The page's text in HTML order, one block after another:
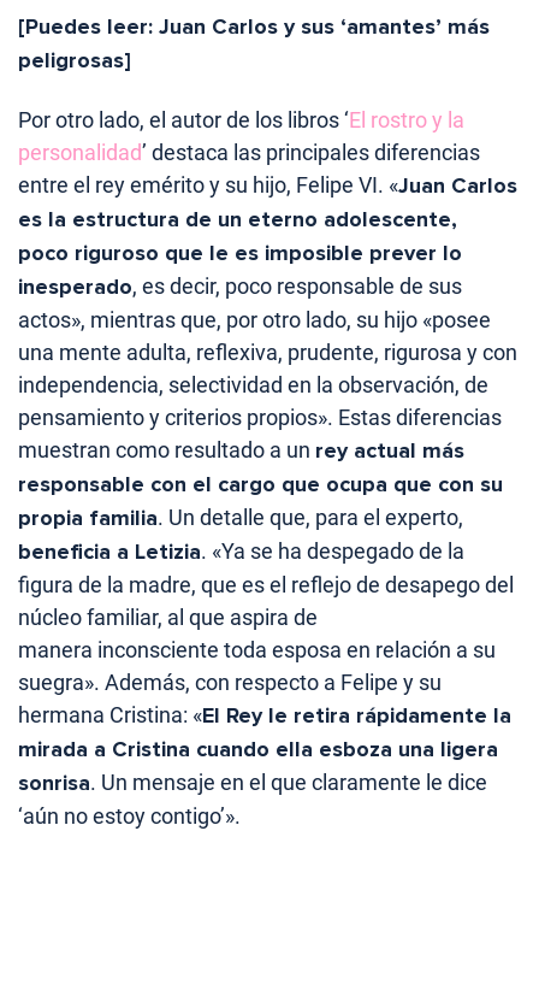
[Puedes leer: Juan Carlos y sus ‘amantes’ más
peligrosas]
Por otro lado, el autor de los libros ‘El rostro y la
personalidad’ destaca las principales diferencias
entre el rey emérito y su hijo, Felipe VI. «Juan Carlos
es la estructura de un eterno adolescente,
poco riguroso que le es imposible prever lo
inesperado, es decir, poco responsable de sus
actos», mientras que, por otro lado, su hijo «posee
una mente adulta, reflexiva, prudente, rigurosa y con
independencia, selectividad en la observación, de
pensamiento y criterios propios». Estas diferencias
muestran como resultado a un rey actual más
responsable con el cargo que ocupa que con su
propia familia. Un detalle que, para el experto,
beneficia a Letizia. «Ya se ha despegado de la
figura de la madre, que es el reflejo de desapego del
núcleo familiar, al que aspira de
manera inconsciente toda esposa en relación a su
suegra». Además, con respecto a Felipe y su
hermana Cristina: «El Rey le retira rápidamente la
mirada a Cristina cuando ella esboza una ligera
sonrisa. Un mensaje en el que claramente le dice
‘aún no estoy contigo’».